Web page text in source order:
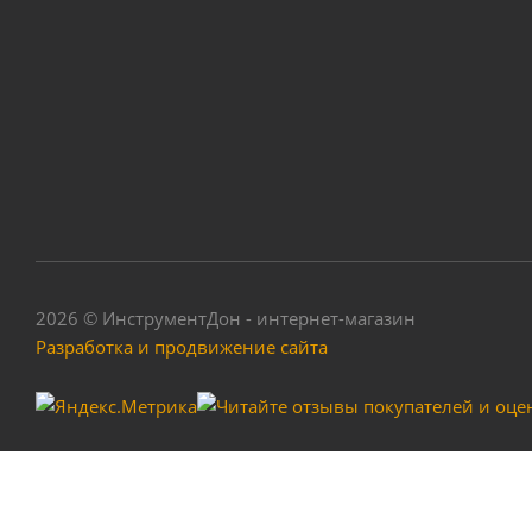
2026 © ИнструментДон - интернет-магазин
Разработка и продвижение сайта